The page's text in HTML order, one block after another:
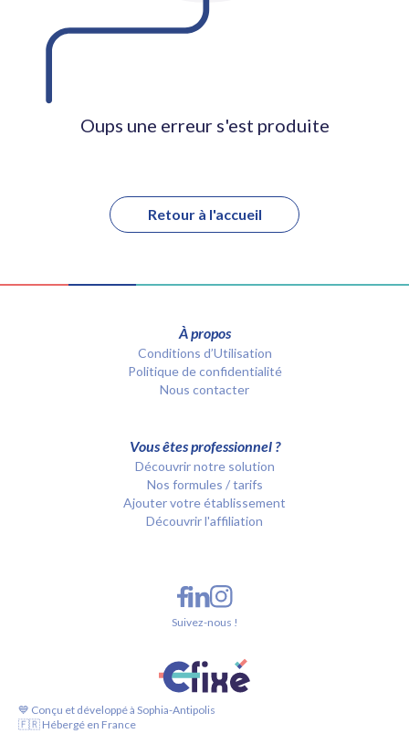
Oups une erreur s'est produite
Retour à l'accueil
À propos
Conditions d’Utilisation
Politique de confidentialité
Nous contacter
Vous êtes professionnel ?
Découvrir notre solution
Nos formules / tarifs
Ajouter votre établissement
Découvrir l'affiliation
💙 Conçu et développé à Sophia-Antipolis
🇫🇷 Hébergé en France
Suivez-nous !